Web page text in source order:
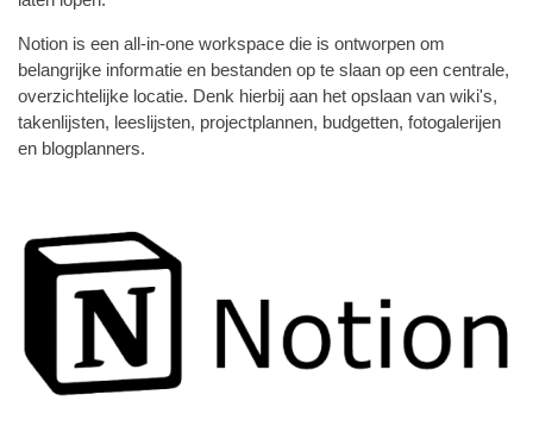
Notion is een all-in-one workspace die is ontworpen om
belangrijke informatie en bestanden op te slaan op een centrale,
overzichtelijke locatie. Denk hierbij aan het opslaan van wiki's,
takenlijsten, leeslijsten, projectplannen, budgetten, fotogalerijen
en blogplanners.